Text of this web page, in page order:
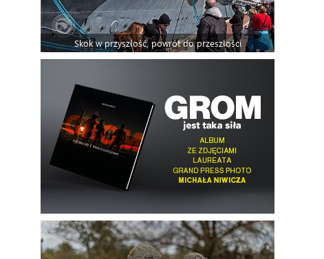
Skok w przyszłość, powrót do przeszłości